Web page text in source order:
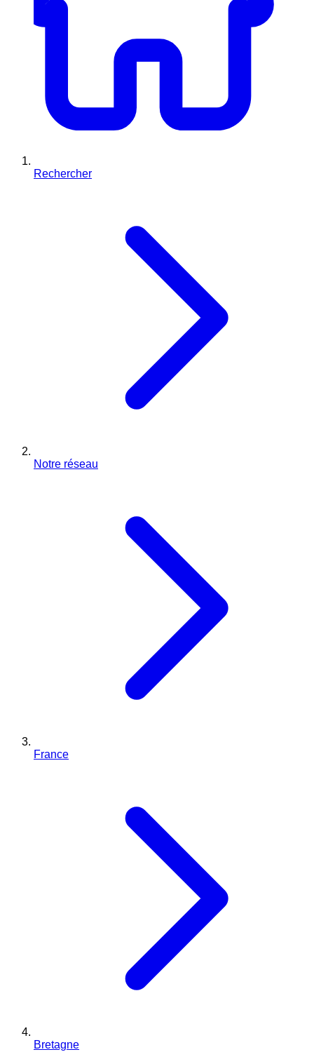
Rechercher
Notre réseau
France
Bretagne